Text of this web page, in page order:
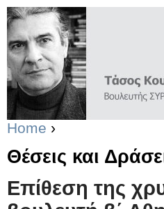
Home ›
Θέσεις και
Επίθεση της